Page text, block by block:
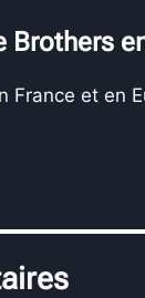
Brothers
France et en